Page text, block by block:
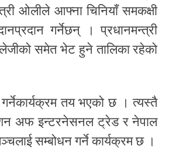
ओलीले आफ्ना चिनियाँ समकक्षी
गर्नेछन् । प्रधानमन्त्री
समेत भेट हुने तालिका रहेको
तय भएको छ । त्यस्तै
अफ इन्टरनेसनल ट्रेड र नेपाल
सम्बोधन गर्ने कार्यक्रम छ ।